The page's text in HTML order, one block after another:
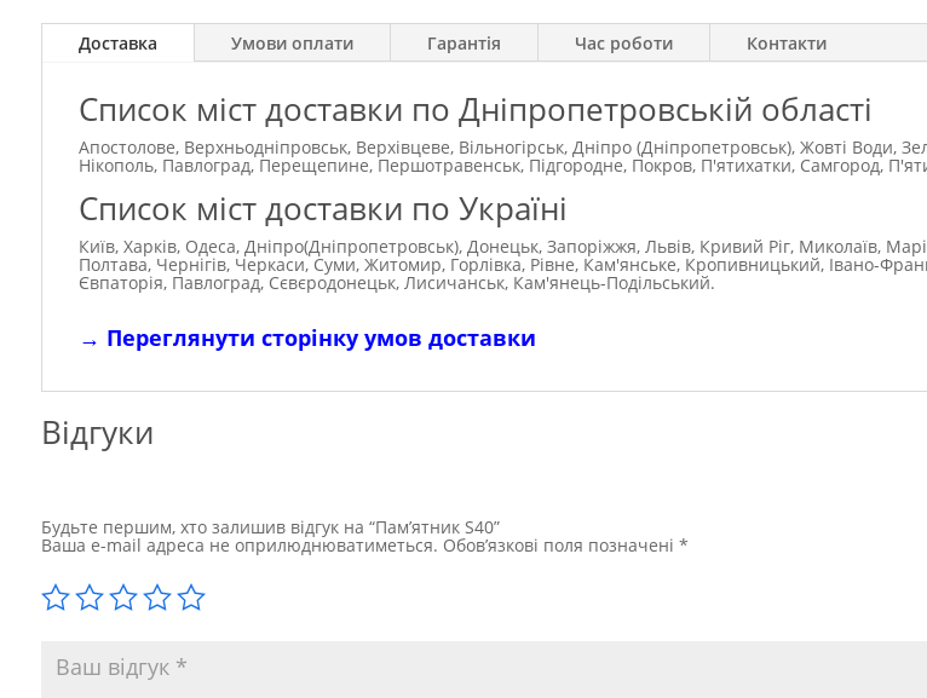
Доставка Умови оплати Гарантія Час роботи Контакти
Список міст доставки по Дніпропетровській області
Апостолове, Верхньодніпровськ, Верхівцеве, Вільногірськ, Дніпро (Дніпропетровськ), Жовті Води,
Нікополь, Павлоград, Перещепине, Першотравенськ, Підгородне, Покров, П'ятихатки, Самгород,
Список міст доставки по Україні
Київ, Харків, Одеса, Дніпро(Дніпропетровськ), Донецьк, Запоріжжя, Львів, Кривий Ріг, Миколаїв,
Полтава, Чернігів, Черкаси, Суми, Житомир, Горлівка, Рівне, Кам'янське, Кропивницький, Івано-
Євпаторія, Павлоград, Сєвєродонецьк, Лисичанськ, Кам'янець-Подільський.
→ Переглянути сторінку умов доставки
Відгуки
Будьте першим, хто залишив відгук на “Пам’ятник S40”
Ваша e-mail адреса не оприлюднюватиметься. Обов’язкові поля позначені *